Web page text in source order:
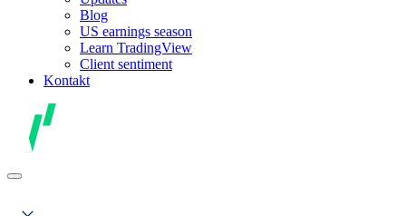
Blog
US earnings season
Learn TradingView
Client sentiment
Kontakt